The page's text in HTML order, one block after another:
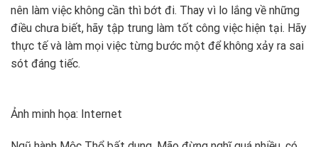
nên làm việc không cần thì bớt đi. Thay vì lo lắng về những
điều chưa biết, hãy tập trung làm tốt công việc hiện tại. Hãy
thực tế và làm mọi việc từng bước một để không xảy ra sai
sót đáng tiếc.
Ảnh minh họa: Internet